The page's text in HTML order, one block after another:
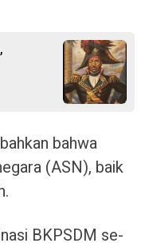
bahwa
(ASN), baik
BKPSDM se-